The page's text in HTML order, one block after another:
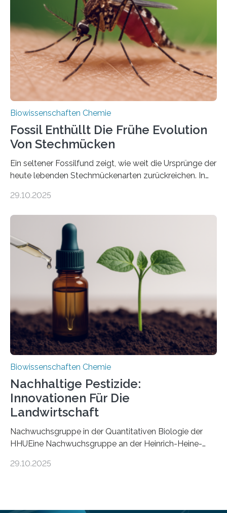
die noch heute in der Natur vorkommt: die
Süßwasseralge Coleochaetophyceae. Einige Arten
dieser Gruppe bilden aus Zellfäden dichte Geflechte
mit scheibenförmiger Gestalt. Was auffällig ist: Die
nächsten…
Biowissenschaften Chemie
Fossil Enthüllt Die Frühe Evolution
Von Stechmücken
Ein seltener Fossilfund zeigt, wie weit die Ursprünge der
heute lebenden Stechmückenarten zurückreichen. In
Forschende die bisher älteste bekannte Stechmücken-
Region Kachin in Myanmar und hat sich in
ausgezeichnetem Zustand erhalten. Es konnte als neue
Art einer neuen Gattung beschrieben werden und trägt
nun den Namen Cretosabethes primaevus. Dieser erste
fossile Nachweis einer Stechmückenlarve in Bernstein
stellt gleichzeitig den ersten Fossilfund einer
Mückenlarve aus dem Mesozoikum dar, denn…
29.10.2025
Biowissenschaften Chemie
Nachhaltige Pestizide:
Innovationen Für Die
Landwirtschaft
Nachwuchsgruppe in der Quantitativen Biologie der
HHUEine Nachwuchsgruppe an der Heinrich-Heine-
fünf Jahren erforschen, wie Bakterien auf
29.10.2025